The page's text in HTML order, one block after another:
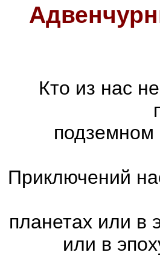
Кто из нас
подземном
Приключений
планетах или в
или в